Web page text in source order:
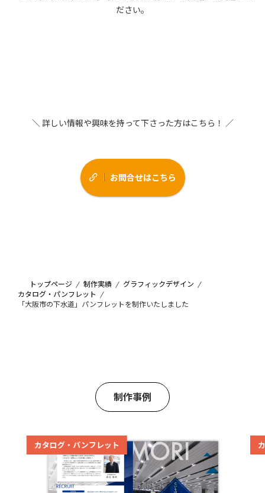
ださい。
＼ 詳しい情報や興味を持って下さった方はこちら！ ／
お問合せはこちら
トップページ 制作実績
グラフィックデザイン
カタログ・パンフレット
「大阪市の下水道」パンフレットを制作いたしました
制作事例
カタログ・パンフレット